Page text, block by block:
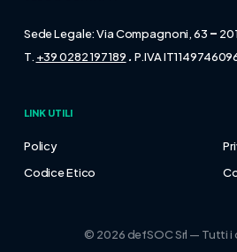
Sede Legale: Via Compagnoni, 63 –
T. +39 0282 197189 .P.IVA
LINK UTILI
Policy
Codice Etico
© 2026 defSOC Srl — Tutti i